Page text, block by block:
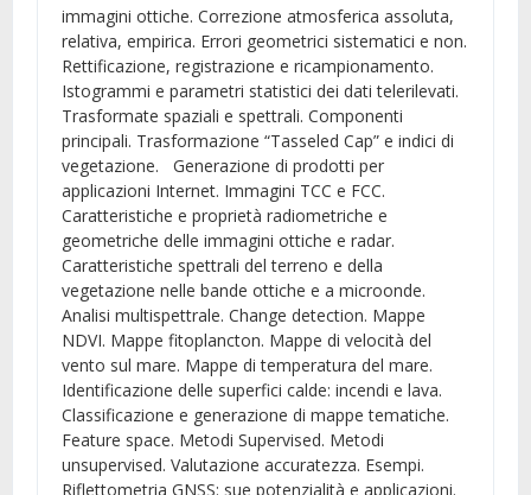
immagini ottiche. Correzione atmosferica assoluta,
relativa, empirica. Errori geometrici sistematici e non.
Rettificazione, registrazione e ricampionamento.
Istogrammi e parametri statistici dei dati telerilevati.
Trasformate spaziali e spettrali. Componenti
principali. Trasformazione “Tasseled Cap” e indici di
vegetazione. Generazione di prodotti per
applicazioni Internet. Immagini TCC e FCC.
Caratteristiche e proprietà radiometriche e
geometriche delle immagini ottiche e radar.
Caratteristiche spettrali del terreno e della
vegetazione nelle bande ottiche e a microonde.
Analisi multispettrale. Change detection. Mappe
NDVI. Mappe fitoplancton. Mappe di velocità del
vento sul mare. Mappe di temperatura del mare.
Identificazione delle superfici calde: incendi e lava.
Classificazione e generazione di mappe tematiche.
Feature space. Metodi Supervised. Metodi
unsupervised. Valutazione accuratezza. Esempi.
Riflettometria GNSS: sue potenzialità e applicazioni.